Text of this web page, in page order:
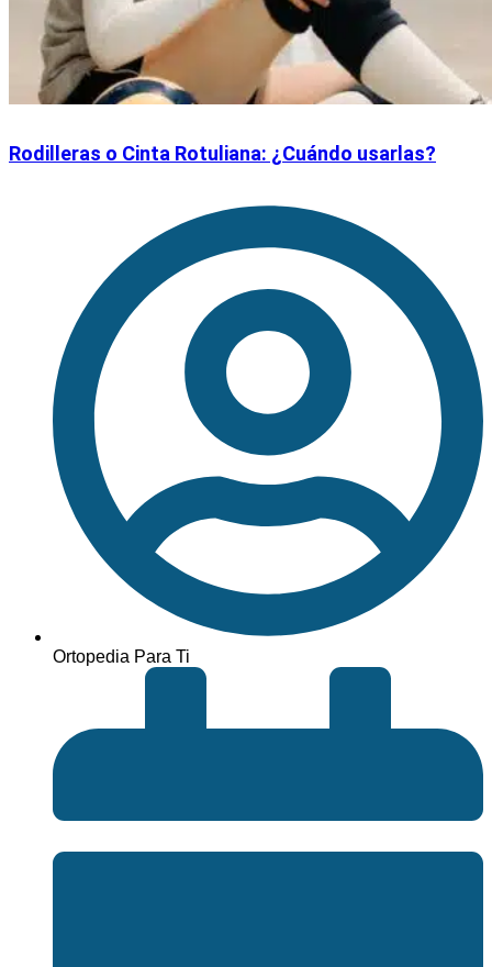
Rodilleras o Cinta Rotuliana: ¿Cuándo usarlas?
Ortopedia Para Ti